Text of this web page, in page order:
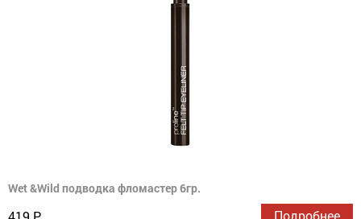
Wet &Wild подводка фломастер 6гр.